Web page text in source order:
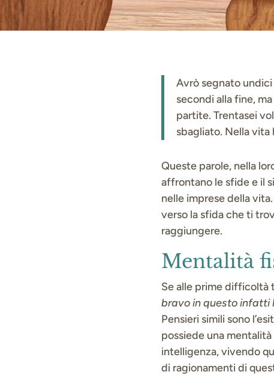
Avrò segnato
secondi alla fine,
partite. Trentasei
sbagliato. Nella
Queste parole, nella
affrontano le sfide e il
nelle imprese della
verso la sfida che ti
raggiungere.
Mentalità
Se alle prime difficoltà
bravo in questo infatti
Pensieri simili sono
possiede una
intelligenza, vivendo
di ragionamenti di